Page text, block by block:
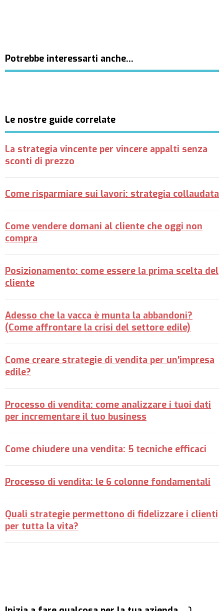
Potrebbe interessarti anche…
Le nostre guide correlate
La strategia vincente per vincere appalti senza
sconti di prezzo
Come risparmiare sui lavori: strategia collaudata
Come vendere domani al cliente che oggi non
compra
Posizionamento: come essere la prima scelta del
cliente
Adesso che la vacca è munta la abbandoni?
(Come affrontare la crisi del settore edile)
Come creare strategie di vendita per un'impresa
edile?
Processo di vendita: come analizzare i tuoi dati
per incrementare il tuo business
Come chiudere una vendita: 5 tecniche efficaci
Processo di vendita: le 6 colonne fondamentali
Quali strategie permettono di fidelizzare i clienti
per tutta la vita?